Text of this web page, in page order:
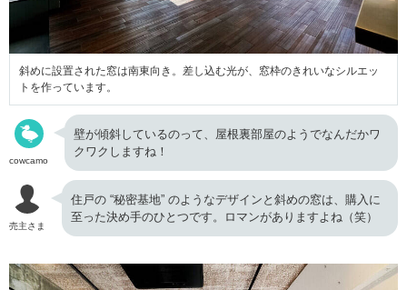
斜めに設置された窓は南東向き。差し込む光が、窓枠のきれいなシルエッ
トを作っています。
cowcamo
壁が傾斜しているのって、屋根裏部屋のようでなんだかワ
クワクしますね！
売主さま
住戸の “秘密基地” のようなデザインと斜めの窓は、購入に
至った決め手のひとつです。ロマンがありますよね（笑）